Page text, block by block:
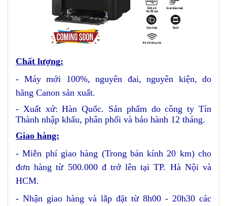
Chất lượng:
- Máy mới 100%, nguyên đai, nguyên kiện, do
hãng Canon sản xuất.
- Xuất xứ: Hàn Quốc. Sản phẩm do công ty Tín
Thành nhập khẩu, phân phối và bảo hành 12 tháng.
Giao hàng:
- Miễn phí giao hàng (Trong bán kính 20 km) cho
đơn hàng từ 500.000 đ trở lên tại TP. Hà Nội và
HCM.
- Nhận giao hàng và lắp đặt từ 8h00 - 20h30 các